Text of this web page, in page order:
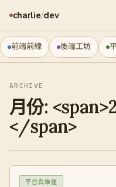
charlie/dev
前端前線 後端工坊
ARCHIVE
月份:
</span>
平台與維運